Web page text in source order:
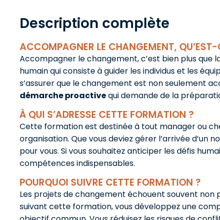
Description complète
ACCOMPAGNER LE CHANGEMENT,
Accompagner le changement, c’est bien plus que
humain qui consiste à guider les individus et les
s’assurer que le changement est non seulement
démarche proactivequi demande de la
À QUI S’ADRESSE CETTE FORMATION ?
Cette formation est destinée à tout manager ou
organisation. Que vous deviez gérer l’arrivée d’un
pour vous. Si vous souhaitez anticiper les défis
compétences indispensables.
POURQUOI SUIVRE CETTE FORMATION ?
Les projets de changement échouent souvent non
suivant cette formation, vous développez une